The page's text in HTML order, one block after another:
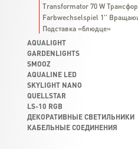
Transformator 70 W
Farbwechselspiel 1''
Подставка «блюдце»
AQUALIGHT
GARDENLIGHTS
SMOOZ
AQUALINE LED
SKYLIGHT NANO
QUELLSTAR
LS-10 RGB
ДЕКОРАТИВНЫЕ СВЕТИЛЬНИКИ
КАБЕЛЬНЫЕ СОЕДИНЕНИЯ